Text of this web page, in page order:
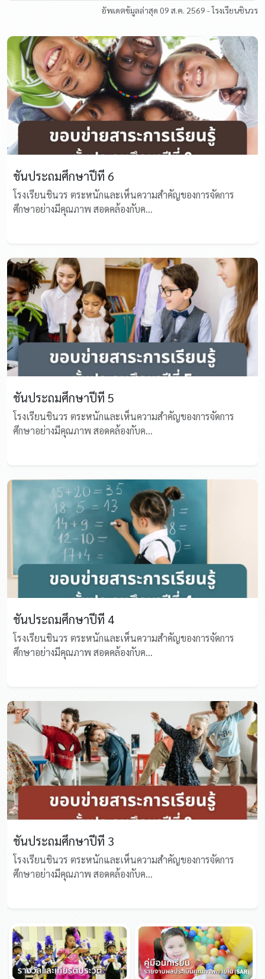
อัพเดตข้มูลล่าสุด 09 ส.ค. 2569 - โรงเรียนชินวร
ชั้นประถมศึกษาปีที่ 6
โรงเรียนชินวร ตระหนักและเห็นความสำคัญของการจัดการ
ศึกษาอย่างมีคุณภาพ สอดคล้องกับค...
ชั้นประถมศึกษาปีที่ 5
โรงเรียนชินวร ตระหนักและเห็นความสำคัญของการจัดการ
ศึกษาอย่างมีคุณภาพ สอดคล้องกับค...
ชั้นประถมศึกษาปีที่ 4
โรงเรียนชินวร ตระหนักและเห็นความสำคัญของการจัดการ
ศึกษาอย่างมีคุณภาพ สอดคล้องกับค...
ชั้นประถมศึกษาปีที่ 3
โรงเรียนชินวร ตระหนักและเห็นความสำคัญของการจัดการ
ศึกษาอย่างมีคุณภาพ สอดคล้องกับค...